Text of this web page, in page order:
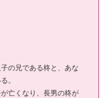
の兄である柊と、あな
。
亡くなり、長男の柊が